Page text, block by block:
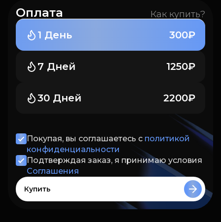
Оплата Как купить?
1 День 300₽
7 Дней 1250₽
30 Дней 2200₽
Покупая, вы соглашаетесь с политикой
конфиденциальности
Подтверждая заказ, я принимаю условия
Соглашения
Купить